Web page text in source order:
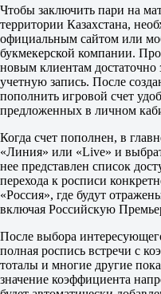
1X
12
X2
1.88
1.30
1.23
Фора
1
+1
1.45
-1
2.75
Тотал
Б
2.5
2.05
1.77
Обе забьют
Чтобы заключить пари на
территории Казахстана,
официальным сайтом или
букмекерской компании.
новым клиентам достаточно
учетную запись. После
пополнить игровой счет
предложенных в личном
Когда счет пополнен, в
«Линия» или «Live» и
нее представлен список
перехода к росписи
«Россия», где будут
включая Российскую
После выбора
полная роспись встречи с
тоталы и многие другие
значение коэффициента